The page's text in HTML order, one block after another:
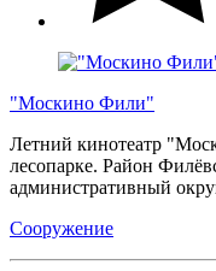
"Москино Фили"
Летний кинотеатр
лесопарке. Район
административный
Сооружение